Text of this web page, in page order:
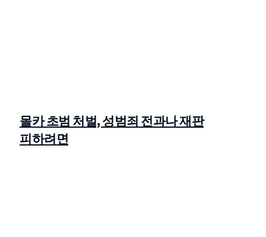
몰카 초범 처벌, 성범죄 전과나 재판
피하려면